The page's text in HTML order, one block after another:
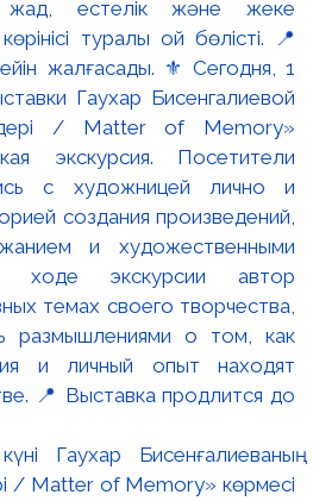
Гаухар Бисенғалиеваның
/ Matter of Memory» көрмесі